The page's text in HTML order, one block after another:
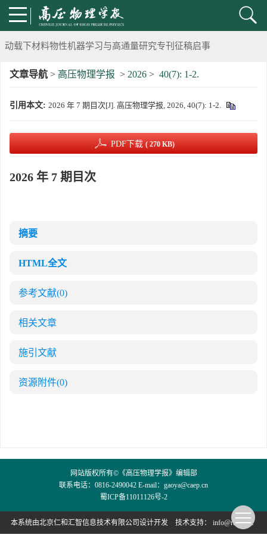
《高压物理学报》将于2025年1月由双月刊变更为月刊
动载下材料物性机器学习与高通量研究专刊征稿启事
《高压物理学报》第二届青年编委会招募启事
《高压物理学报》2023年度优秀审稿人和优秀论文评选结果
第十四届全国爆炸力学学术会议 第二轮通知
《高压物理学报》第三届青年编委会招募启事
文章导航 > 高压物理学报 > 2026 > 40(7): 1-2.
引用本文: 2026 年 7 期目次[J]. 高压物理学报, 2026, 40(7): 1-2.
PDF下载 ( 270 KB)
2026 年 7 期目次
摘要
HTML全文
参考文献(0)
相关文章
施引文献
资源附件(0)
网站版权所有©《高压物理学报》编辑部
联系电话：0816-2490042 E-mail： gaoya@caep.cn
蜀ICP备11011126号-2
本系统由北京仁和汇智信息技术有限公司 设计开发 技术支持： info@rhhz.net